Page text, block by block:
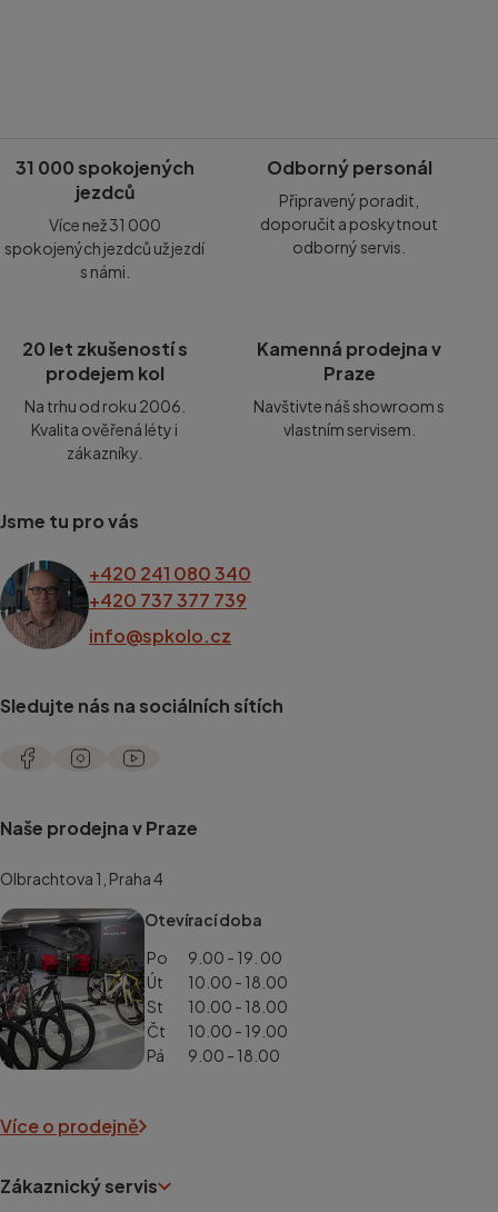
31 000 spokojených
jezdců
Více než 31 000
spokojených jezdců už jezdí
s námi.
Odborný personál
Připravený poradit,
doporučit a poskytnout
odborný servis.
20 let zkušeností s
prodejem kol
Na trhu od roku 2006.
Kvalita ověřená léty i
zákazníky.
Kamenná prodejna v
Praze
Navštivte náš showroom s
vlastním servisem.
Jsme tu pro vás
+420 241 080 340
+420 737 377 739
info@spkolo.cz
Sledujte nás na sociálních sítích
Naše prodejna v Praze
Olbrachtova 1, Praha 4
Otevírací doba
Po
9.00 - 19. 00
Út
10.00 - 18.00
St
10.00 - 18.00
Čt
10.00 - 19.00
Pá
9.00 - 18.00
Více o prodejně
Zákaznický servis